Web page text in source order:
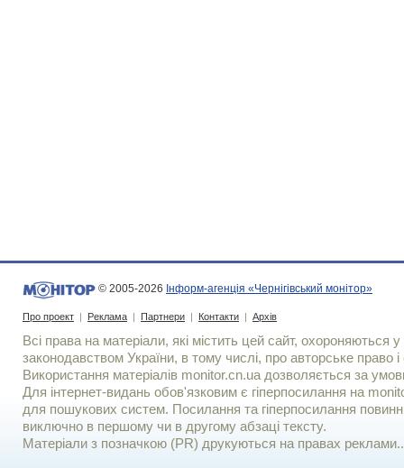
© 2005-2026 Інформ-агенція «Чернігівський монітор»
Про проект | Реклама | Партнери | Контакти | Архів
Всі права на матеріали, які містить цей сайт, охороняються у
законодавством України, в тому числі, про авторське право і
Використання матерiалiв monitor.cn.ua дозволяється за
Для iнтернет-видань обов'язковим є гiперпосилання на
для пошукових систем. Посилання та гіперпосилання
виключно в першому чи в другому абзаці тексту.
Матеріали з позначкою (PR) друкуються на правах реклами..